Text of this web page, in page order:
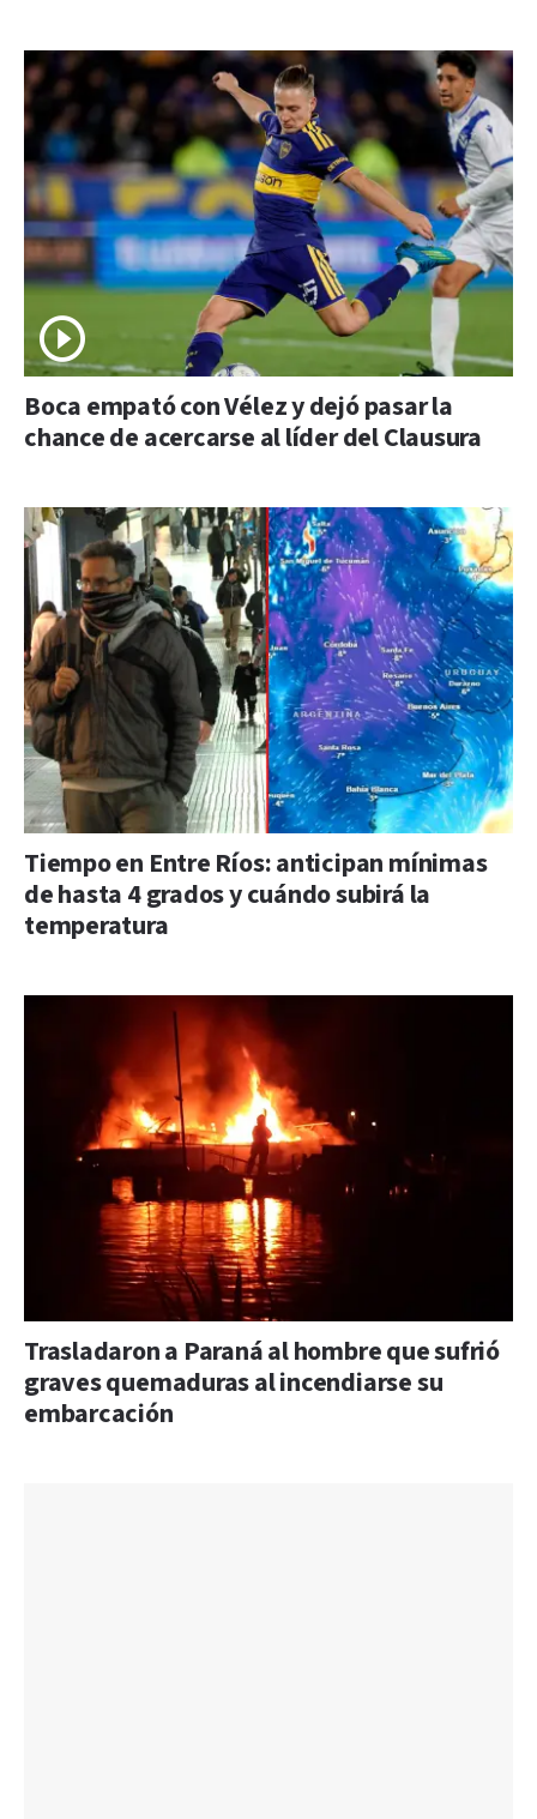
Boca empató con Vélez y dejó pasar la
chance de acercarse al líder del Clausura
Tiempo en Entre Ríos: anticipan mínimas
de hasta 4 grados y cuándo subirá la
temperatura
Trasladaron a Paraná al hombre que sufrió
graves quemaduras al incendiarse su
embarcación